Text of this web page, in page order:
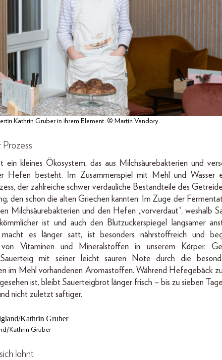
Kathrin Gruber in ihrem Element. © Martin Vandory
ein kleines Ökosystem, das aus Milchsäurebakterien und
Hefen besteht. Im Zusammenspiel mit Mehl und Wasser
der zahlreiche schwer verdauliche Bestandteile des
den schon die alten Griechen kannten. Im Zuge der
Milchsäurebakterien und den Hefen „vorverdaut“, weshalb
ist und auch den Blutzuckerspiegel langsamer
es länger satt, ist besonders nährstoffreich und
Vitaminen und Mineralstoffen in unserem Körper.
mit seiner leicht sauren Note durch die
im Mehl vorhandenen Aromastoffen. Während Hefegebäck
ist, bleibt Sauerteigbrot länger frisch – bis zu sieben
nicht zuletzt saftiger.
Kathrin Gruber
lohnt